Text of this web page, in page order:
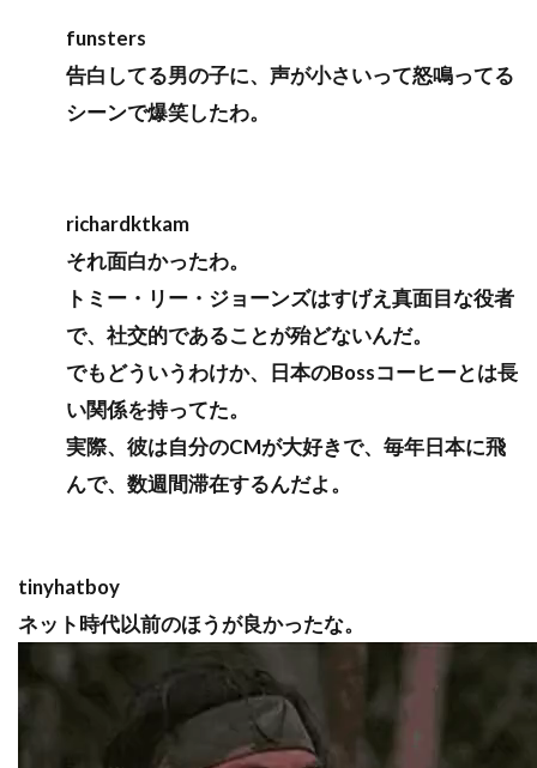
funsters
告白してる男の子に、声が小さいって怒鳴ってる
シーンで爆笑したわ。
richardktkam
それ面白かったわ。
トミー・リー・ジョーンズはすげえ真面目な役者
で、社交的であることが殆どないんだ。
でもどういうわけか、日本のBossコーヒーとは長
い関係を持ってた。
実際、彼は自分のCMが大好きで、毎年日本に飛
んで、数週間滞在するんだよ。
tinyhatboy
ネット時代以前のほうが良かったな。